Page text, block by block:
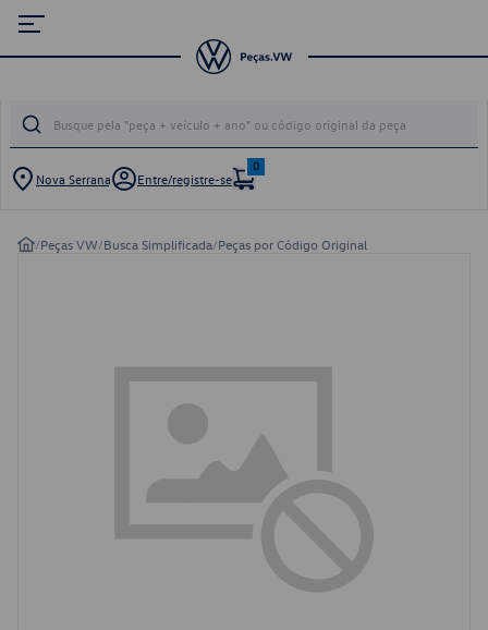
Nova Serrana Entre/registre-se
0
/Peças VW/Busca Simplificada/Peças por Código Original